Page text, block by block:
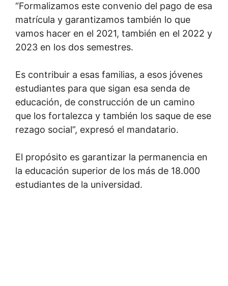
“Formalizamos este convenio del pago de esa
matrícula y garantizamos también lo que
vamos hacer en el 2021, también en el 2022 y
2023 en los dos semestres.
Es contribuir a esas familias, a esos jóvenes
estudiantes para que sigan esa senda de
educación, de construcción de un camino
que los fortalezca y también los saque de ese
rezago social”, expresó el mandatario.
El propósito es garantizar la permanencia en
la educación superior de los más de 18.000
estudiantes de la universidad.